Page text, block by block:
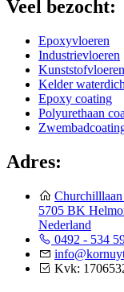
Veel bezocht:
Epoxyvloeren
Industrievloeren
Kunststofvloeren
Kelder
Epoxy coating
Polyurethaan
Adres:
5705 BK
Nederland
0492 - 534
Kvk: